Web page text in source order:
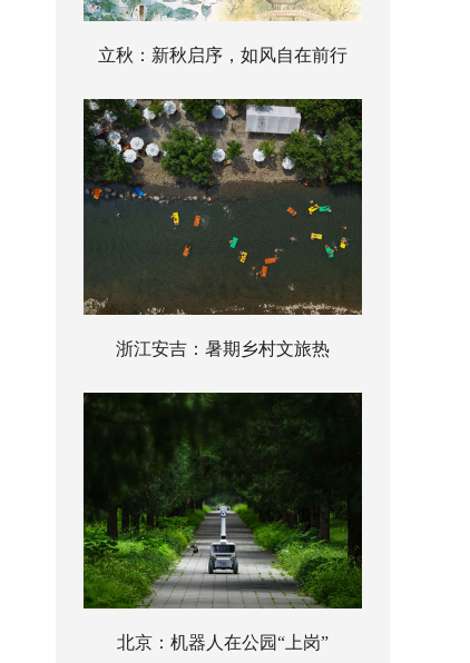
立秋：新秋启序，如风自在前行
浙江安吉：暑期乡村文旅热
北京：机器人在公园“上岗”